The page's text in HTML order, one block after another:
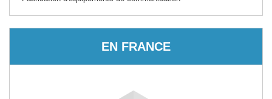
EN FRANCE